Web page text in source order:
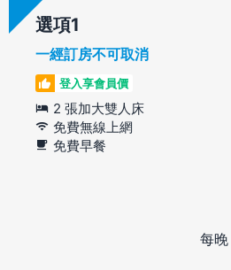
選項
一經訂房不可取消
登入享會員價
2 張加大雙人床
免費無線上網
免費早餐
每晚